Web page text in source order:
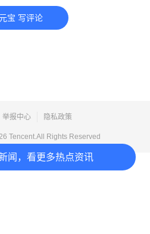
闻，看更多热点资讯
宝 写评论
举报中心 隐私政策
Tencent.All Rights Reserved